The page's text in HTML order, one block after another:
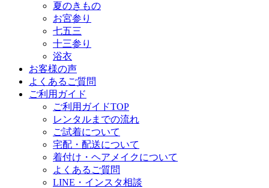
夏のきもの
お宮参り
七五三
十三参り
浴衣
お客様の声
よくあるご質問
ご利用ガイド
ご利用ガイドTOP
レンタルまでの流れ
ご試着について
宅配・配送について
着付け・ヘアメイクについて
よくあるご質問
LINE・インスタ相談